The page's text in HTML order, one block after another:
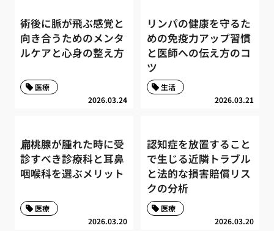
術後に脈が飛ぶ感覚と
向き合うためのメンタ
ルケアと心身の整え方
2026.03.24
医療
リンパの健康を守るた
めの免疫力アップ習慣
と医師への伝え方のコ
ツ
2026.03.21
生活
扁桃腺が腫れた時に受
診すべき診療科と耳鼻
咽喉科を選ぶメリット
2026.03.20
医療
認知症を放置すること
で生じる近隣トラブル
と法的な損害賠償リス
クの分析
2026.03.20
医療